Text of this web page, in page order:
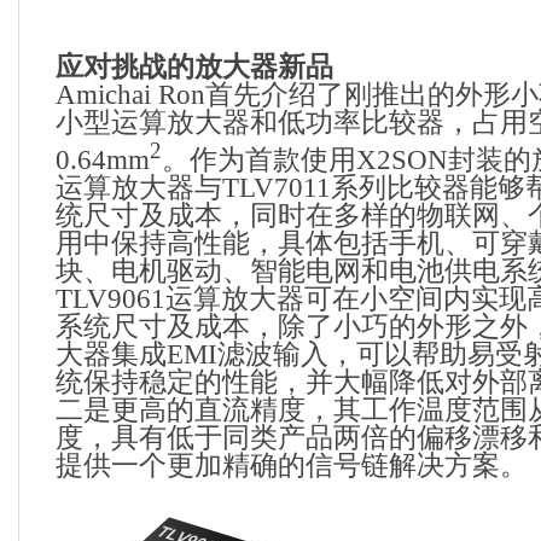
应对挑战的放大器新品
Amichai Ron首先介绍了刚推出的外形
小型运算放大器和低功率比较器，占用
0.64mm2。作为首款使用 X2SON封装的
运算放大器与TLV7011 系列比较器能够
统尺寸及成本，同时在多样的物联网、
用中保持高性能，具体包括手机、可穿
块、电机驱动、智能电网和电池供电系
TLV9061 运算放大器可在小空间内实现
系统尺寸及成本，除了小巧的外形之外
大器集成EMI滤波输入，可以帮助易受
统保持稳定的性能，并大幅降低对外部
二是更高的直流精度，其工作温度范围
度，具有低于同类产品两倍的偏移漂移
提供一个更加精确的信号链解决方案。